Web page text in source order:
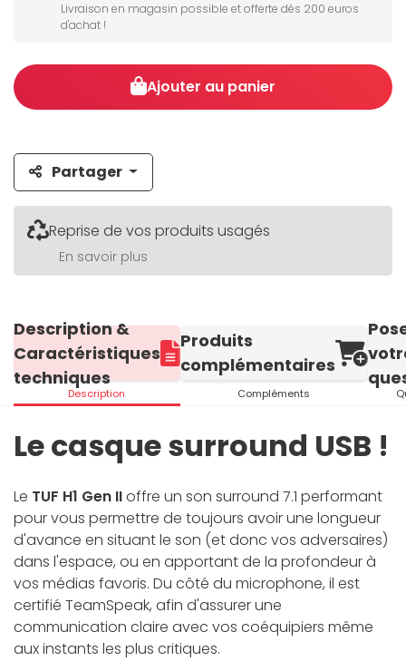
Livraison en magasin possible et offerte dès 200 euros
d'achat !
Ajouter au panier
Partager
Reprise de vos produits usagés
En savoir plus
Description &
Caractéristiques
techniques
Description
Produits
complémentaires
Compléments
Le casque surround USB !
Le TUF H1 Gen IIoffre un son surround 7.1 performant
pour vous permettre de toujours avoir une longueur
d'avance en situant le son (et donc vos adversaires)
dans l'espace, ou en apportant de la profondeur à
vos médias favoris. Du côté du microphone, il est
certifié TeamSpeak, afin d'assurer une
communication claire avec vos coéquipiers même
aux instants les plus critiques.